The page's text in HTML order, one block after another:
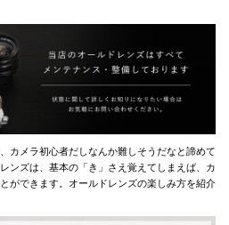
カメラ初心者だしなんか難しそうだなと諦めて
ンズは、基本の「き」さえ覚えてしまえば、カ
ができます。オールドレンズの楽しみ方を紹介